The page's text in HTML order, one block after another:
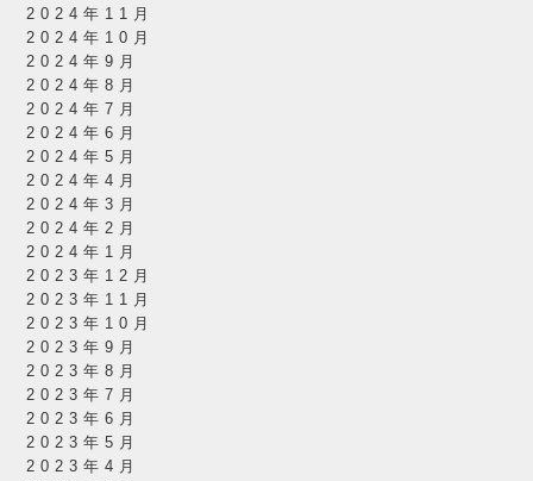
2024年11月
2024年10月
2024年9月
2024年8月
2024年7月
2024年6月
2024年5月
2024年4月
2024年3月
2024年2月
2024年1月
2023年12月
2023年11月
2023年10月
2023年9月
2023年8月
2023年7月
2023年6月
2023年5月
2023年4月